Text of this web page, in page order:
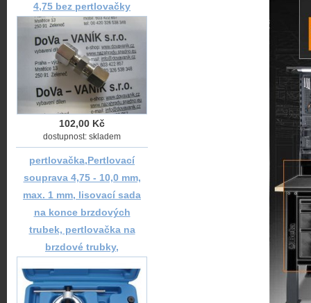
4,75 bez pertlovačky
102,00 Kč
dostupnost: skladem
pertlovačka,Pertlovací
souprava 4,75 - 10,0 mm,
max. 1 mm, lisovací sada
na konce brzdových
trubek, pertlovačka na
brzdové trubky,